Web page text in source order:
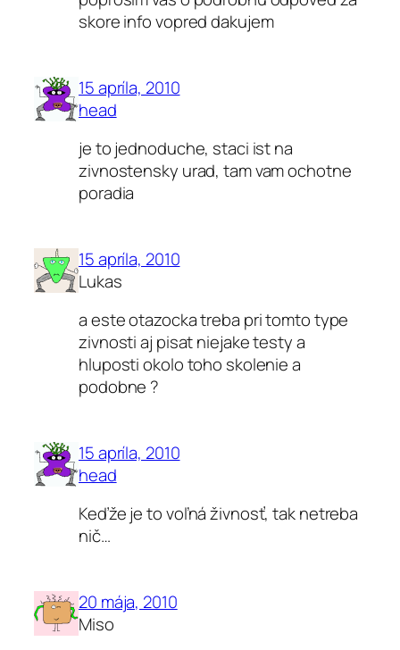
skore info vopred dakujem
15 apríla, 2010
head
je to jednoduche, staci ist na
zivnostensky urad, tam vam ochotne
poradia
15 apríla, 2010
Lukas
a este otazocka treba pri tomto type
zivnosti aj pisat niejake testy a
hluposti okolo toho skolenie a
podobne ?
15 apríla, 2010
head
Keďže je to voľná živnosť, tak netreba
nič…
20 mája, 2010
Miso